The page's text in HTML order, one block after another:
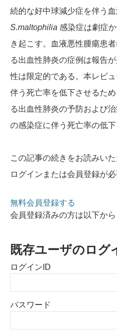
続的な好中球減少症を伴う
S.maltophilia 感染症は劇症
き起こす。血液悪性腫瘍患
る出血性肺炎の症例は報告
性は限定的である。本レビ
伴う死亡率を低下させるた
る出血性肺炎の予防および
の感染症に伴う死亡率の低下
この記事の続きをお読みいた
ログインまたは会員登録が必
無料会員登録する
会員登録済みの方は以下か
既存ユーザのログ
ログインID
パスワード